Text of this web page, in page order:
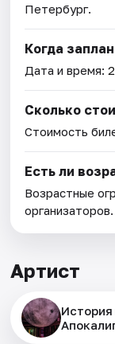
Петербург.
Когда
Дата и время:
Сколько
Стоимость
Есть ли
Возрастные
организаторов.
Артист
История